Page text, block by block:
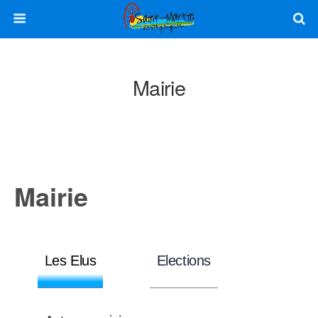
Mairie
Mairie
Les Elus Elections